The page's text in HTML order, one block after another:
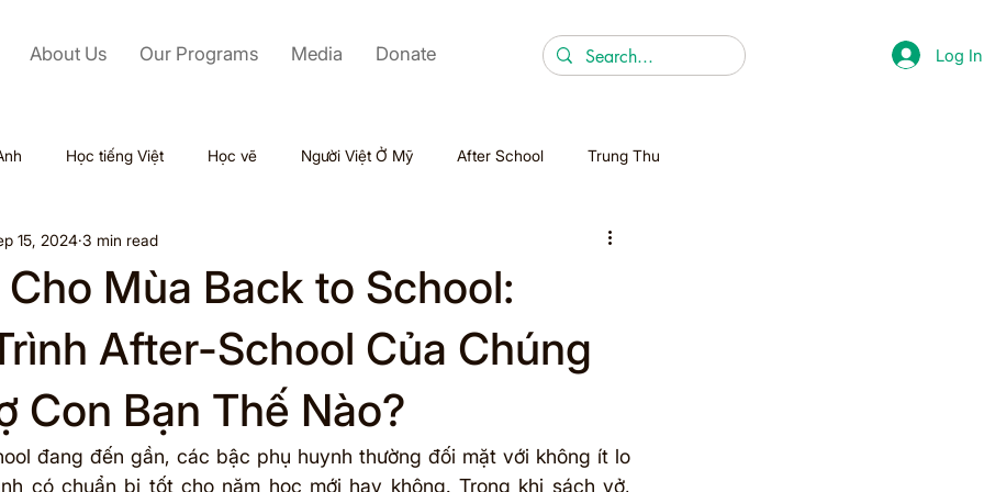
About Us Our Programs Media Donate Log In
Học tiếng Việt Học vẽ Người Việt Ở Mỹ After School Trung Thu
Labor Day Kỹ Năng Mềm
Tết Outsourcing Valentine Thiên tai Du lịch Homeschooling
Mùa Back to School:
After-School Của Chúng
Con Bạn Thế Nào?
15, 2024 3 min read
đang đến gần, các bậc phụ huynh thường đối mặt với không ít lo
có chuẩn bị tốt cho năm học mới hay không. Trong khi sách vở,